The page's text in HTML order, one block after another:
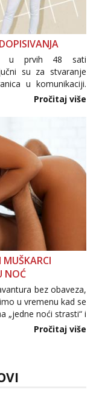
u prvih 48 sati
su za stvaranje
u komunikaciji.
ili intimnih
nije zaslužila to
Pročitaj više
MUŠKARCI
NOĆ
bez obaveza,
u vremenu kad se
„jedne noći strasti“ i
misle žene, a što
Pročitaj više